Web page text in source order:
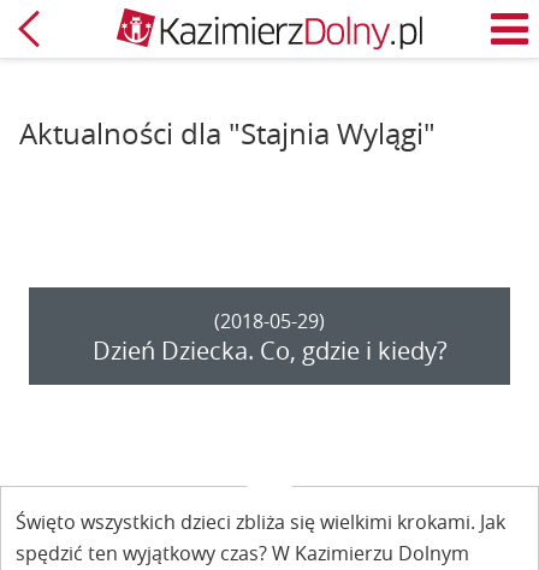
Powrót
Aktualności dla "Stajnia Wylągi"
(2018-05-29)
Dzień Dziecka. Co, gdzie i kiedy?
Święto wszystkich dzieci zbliża się wielkimi krokami. Jak
spędzić ten wyjątkowy czas? W Kazimierzu Dolnym